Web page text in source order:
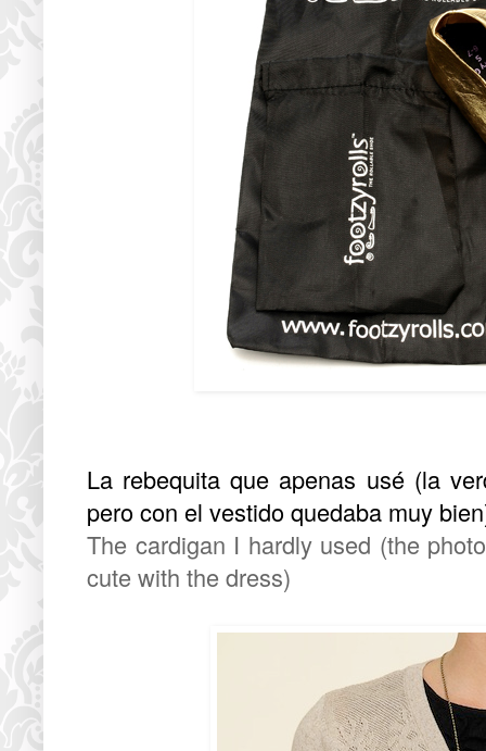
La rebequita que apenas usé (la
pero con el vestido quedaba muy
The cardigan I hardly used (the
cute with the dress)